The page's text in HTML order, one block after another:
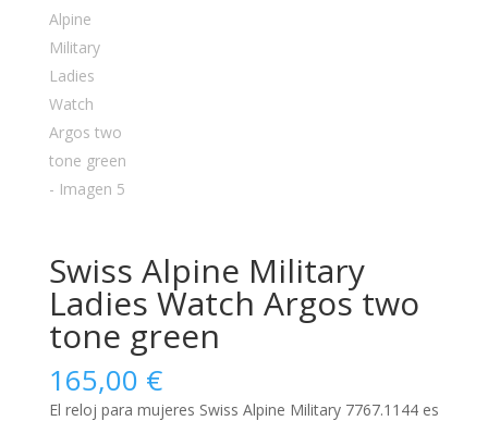
Swiss Alpine Military
Ladies Watch Argos two
tone green
165,00 €
El reloj para mujeres Swiss Alpine Military 7767.1144 es